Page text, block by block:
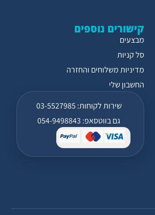
קישורים נוספים
מבצעים
סל קניות
מדיניות משלוחים והחזרה
החשבון שלי
שירות לקוחות: 03-5527985
גם בווטסאפ: 054-9498843